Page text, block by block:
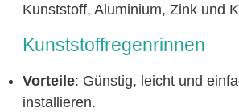
Kunststoff, Aluminium, Zink und
Kunststoffregenrinnen
Vorteile: Günstig, leicht und
installieren.